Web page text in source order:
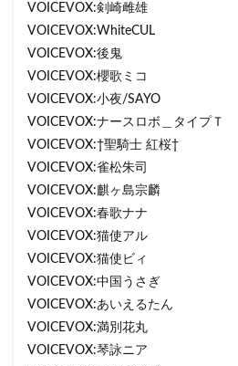
VOICEVOX:剣崎雌雄
VOICEVOX:WhiteCUL
VOICEVOX:後鬼
VOICEVOX:櫻歌ミコ
VOICEVOX:小夜/SAYO
VOICEVOX:ナースロボ＿タイプＴ
VOICEVOX:†聖騎士 紅桜†
VOICEVOX:雀松朱司
VOICEVOX:麒ヶ島宗麟
VOICEVOX:春歌ナナ
VOICEVOX:猫使アル
VOICEVOX:猫使ビィ
VOICEVOX:中国うさぎ
VOICEVOX:あいえるたん
VOICEVOX:満別花丸
VOICEVOX:琴詠ニア